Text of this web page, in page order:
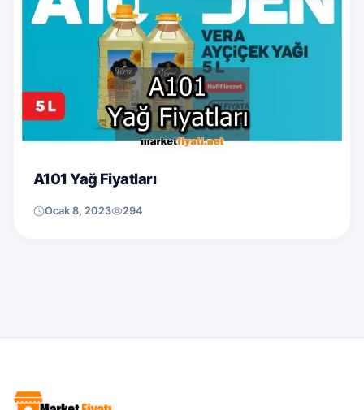
A101 Yağ Fiyatları
Ocak 8, 2023 294